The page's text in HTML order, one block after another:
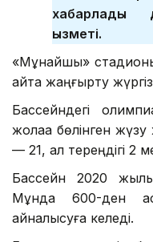
хабарлады
қызметі.
«Мұнайшы»
қайта жаңғырту
Бассейндегі
жолаққа бөлінген
— 21, ал тереңдігі 2
Бассейн 2020 жылы
Мұнда 600-ден
айналысуға келеді.